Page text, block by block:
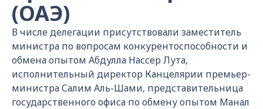
(ОАЭ)
В числе делегации присутствовали заместитель
министра по вопросам конкурентоспособности и
обмена опытом Абдулла Нассер Лута,
исполнительный директор Канцелярии премьер-
министра Салим Аль-Шами, представительница
государственного офиса по обмену опытом Манал